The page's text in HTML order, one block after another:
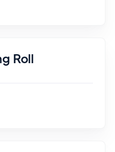
Roll